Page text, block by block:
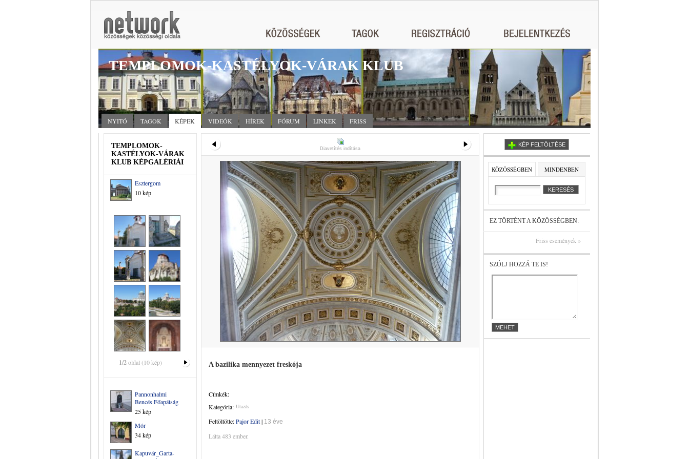
TEMPLOMOK-KASTÉLYOK-VÁRAK KLUB
NYITÓ TAGOK KÉPEK VIDEÓK HÍREK FÓRUM LINKEK FRISS
TEMPLOMOK-
KASTÉLYOK-VÁRAK
KLUB KÉPGALÉRIÁI
Esztergom
10 kép
1/2oldal (10 kép)
Pannonhalmi
Bencés Főapátság
25 kép
Mór
34 kép
Kapuvár_Garta-
Diavetítés indítása
A bazilika mennyezet freskója
Címkék:
Kategória: Utazás
Feltöltötte:Pajor Edit| 13 éve
Látta 483 ember.
KÉP FELTÖLTÉSE
KÖZÖSSÉGBEN MINDENBEN
EZ TÖRTÉNT A KÖZÖSSÉGBEN:
Friss események »
SZÓLJ HOZZÁ TE IS!